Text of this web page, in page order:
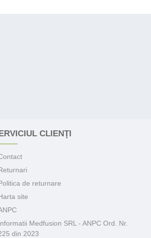
CLIENŢI
de returnare
site
Medfusion SRL - ANPC Ord. Nr.
din 2023